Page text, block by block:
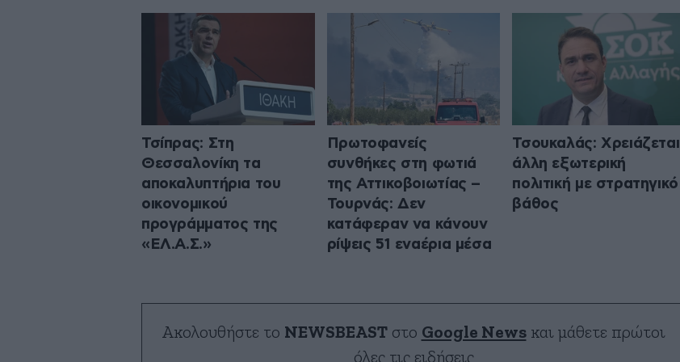
Τσίπρας: Στη
Θεσσαλονίκη τα
αποκαλυπτήρια του
οικονομικού
προγράμματος της
«ΕΛ.Α.Σ.»
Πρωτοφανείς
συνθήκες στη φωτιά
της Αττικοβοιωτίας –
Τουρνάς: Δεν
κατάφεραν να κάνουν
ρίψεις 51 εναέρια μέσα
Τσουκαλάς: Xρειάζεται
άλλη εξωτερική
πολιτική με στρατηγικό
βάθος
Ακολουθήστε το NEWSBEASTστο Google Newsκαι μάθετε πρώτοι
όλες τις ειδήσεις